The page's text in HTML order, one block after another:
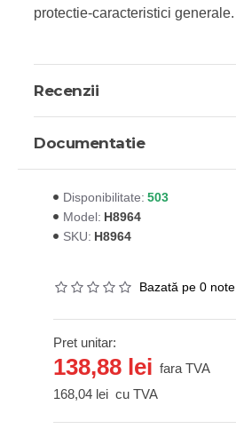
protectie-caracteristici generale.
Recenzii
Documentatie
Disponibilitate: 503
Model: H8964
SKU: H8964
Bazată pe 0 note.
Pret unitar:
138,88 lei fara TVA
168,04 lei cu TVA